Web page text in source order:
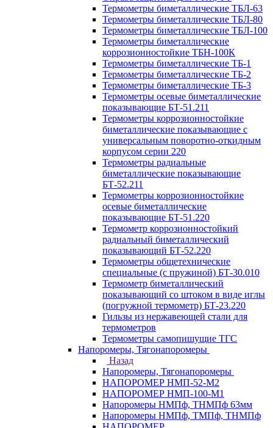
Термометры биметаллические ТБЛ-63
Термометры биметаллические ТБЛ-80
Термометры биметаллические ТБЛ-100
Термометры биметаллические
коррозионностойкие ТБН-100К
Термометры биметаллические ТБ-1
Термометры биметаллические ТБ-2
Термометры биметаллические ТБ-3
Термометры осевые биметаллические
показывающие БТ-51.211
Термометры коррозионностойкие
биметаллические показывающие с
универсальным поворотно-откидным
корпусом серии 220
Термометры радиальные
биметаллические показывающие
БТ-52.211
Термометры коррозионностойкие
осевые биметаллические
показывающие БТ-51.220
Термометр коррозионностойкий
радиальный биметаллический
показывающий БТ-52.220
Термометры общетехнические
специальные (с пружиной) БТ-30.010
Термометр биметаллический
показывающий со штоком в виде иглы
(погружной термометр) БТ-23.220
Гильзы из нержавеющей стали для
термометров
Термометры самопишущие ТГС
Напоромеры, Тягонапоромеры
Назад
Напоромеры, Тягонапоромеры
НАПОРОМЕР НМП-52-М2
НАПОРОМЕР НМП-100-М1
Напоромеры НМПф, ТНМПф 63мм
Напоромеры НМПф, ТМПф, ТНМПф